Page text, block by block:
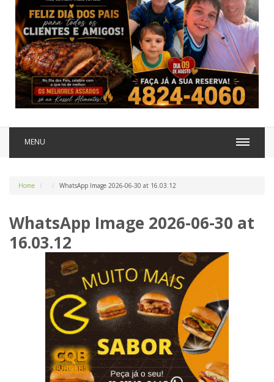
MENU
Home WhatsApp Image 2026-06-30 at 16.03.12
WhatsApp Image 2026-06-30 at
16.03.12